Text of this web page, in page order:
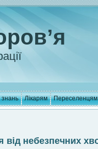
Лікарям Переселенцям
від небезпечних